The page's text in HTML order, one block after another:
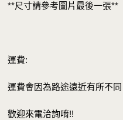
**尺寸請參考圖片最後一張**
運費:
運費會因為路途遠近有所不同
歡迎來電洽詢唷!!